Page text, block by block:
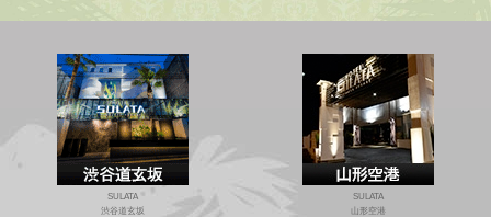
2022.1.16
空室情報
HOTEL SULATAの公式オフィシャルホームページでは、
お部屋の空き状況を常にお知らせいたしております。
オレンジ色の空室情報ボタンをクリックで直ぐにご覧になれます。
是非ご活用ください。
SULATA
渋谷道玄坂
SULATA
山形空港